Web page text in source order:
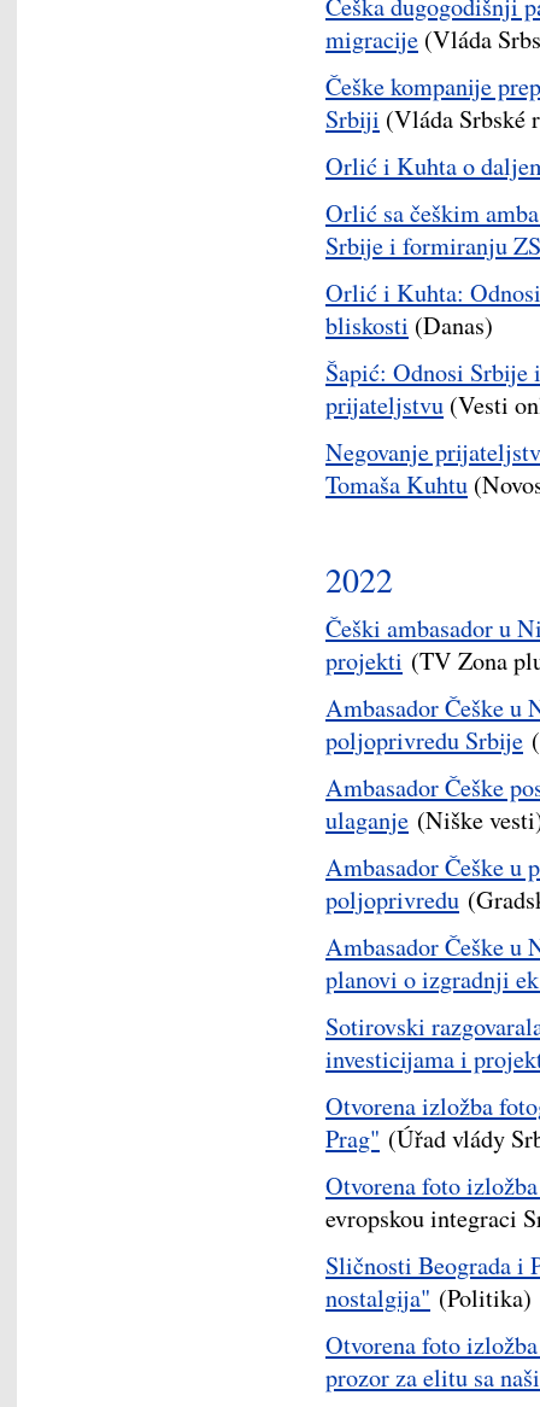
migracije (Vláda
Češke kompanije
Srbiji (Vláda Srbské
Orlić i Kuhta o
Orlić sa češkim
Srbije i formiranju
Orlić i Kuhta:
bliskosti (Danas)
Šapić: Odnosi Srbije
prijateljstvu (Vesti
Negovanje
Tomaša Kuhtu
2022
Češki ambasador u
projekti (TV Zona
Ambasador Češke u
poljoprivredu Srbije
Ambasador Češke
ulaganje (Niške
Ambasador Češke u
poljoprivredu
Ambasador Češke u
planovi o izgradnji
Sotirovski
investicijama i
Otvorena izložba
Prag" (Úřad vlády
Otvorena foto
evropskou integraci
Sličnosti Beograda i
nostalgija" (Politika)
Otvorena foto
prozor za elitu sa